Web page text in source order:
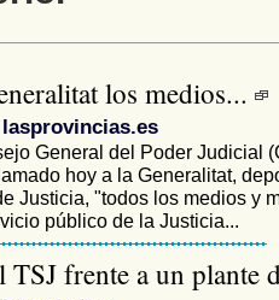
los medios...
General del Poder Judicial
hoy a la Generalitat,
Justicia, "todos los medios y
público de la Justicia...
TSJ frente a un plante